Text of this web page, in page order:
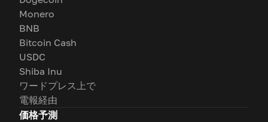
Monero
BNB
Bitcoin Cash
USDC
Shiba Inu
ワードプレス上で
電報経由
価格予測